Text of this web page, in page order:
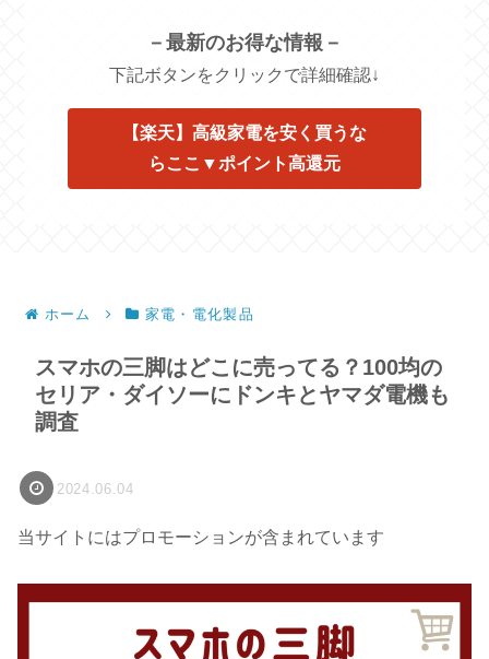
－最新のお得な情報－
下記ボタンをクリックで詳細確認↓
【楽天】高級家電を安く買うな
らここ▼ポイント高還元
ホーム 家電・電化製品
スマホの三脚はどこに売ってる？100均の
セリア・ダイソーにドンキとヤマダ電機も
調査
2024.06.04
当サイトにはプロモーションが含まれています